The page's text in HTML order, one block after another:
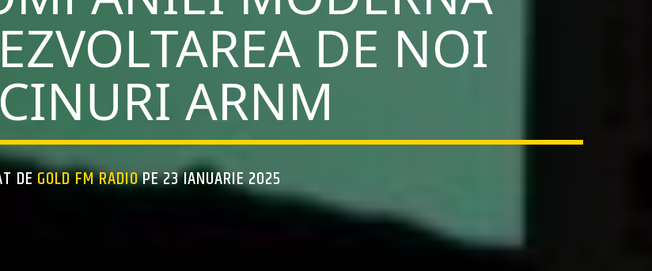
DE NOI
ARNM
DEGOLD FM RADIOPE 23 IANUARIE 2025